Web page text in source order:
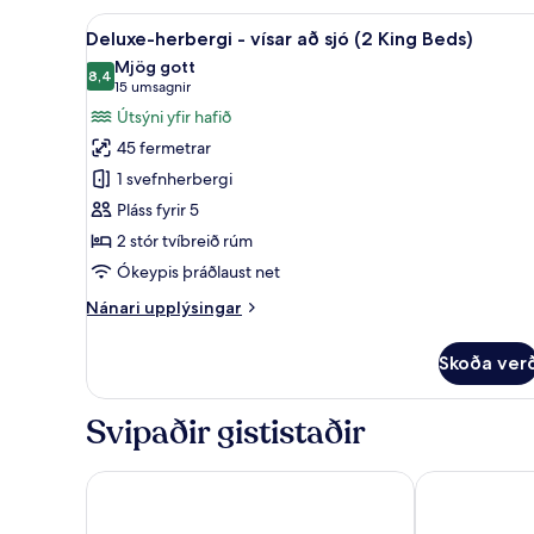
2
tvíbreið
rúm
Skoða
allar
myndir
fyrir
Deluxe-
herbergi
-
vísar
að
sjó
(2
Rúmföt af bestu gerð,
4
Deluxe-herbergi - vísar að sjó (2 King Beds)
8,48,4 af 10
Mjög gott
15 umsagnir
(15
umsagnir)
Útsýni yfir hafið
45 fermetrar
1 svefnherbergi
Pláss fyrir 5
2 stór tvíbreið rúm
Ókeypis þráðlaust net
Nánari upplýsingar
Nánari
herbergi
vísar
sjó
Skoða
Svipaðir gististaðir
Guam Plaza Resort Pacific